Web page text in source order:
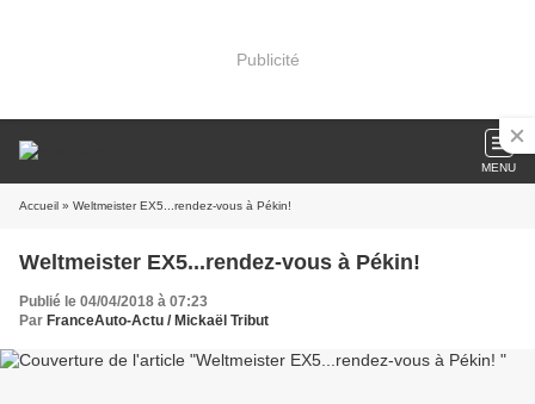
Publicité
MENU
Accueil » Weltmeister EX5...rendez-vous à Pékin!
Weltmeister EX5...rendez-vous à Pékin!
Publié le 04/04/2018 à 07:23
Par FranceAuto-Actu / Mickaël Tribut